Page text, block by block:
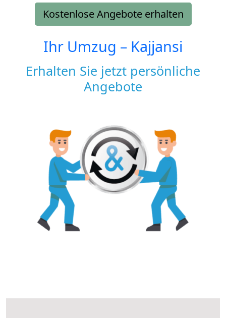
Kostenlose Angebote erhalten
Ihr Umzug – Kajjansi
Erhalten Sie jetzt persönliche
Angebote